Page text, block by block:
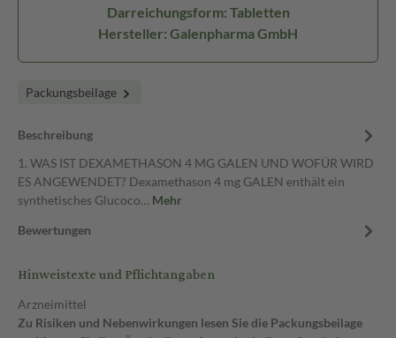
Darreichungsform: Tabletten
Hersteller: Galenpharma GmbH
Packungsbeilage
Beschreibung
1. WAS IST DEXAMETHASON 4 MG GALEN UND WOFÜR WIRD
ES ANGEWENDET? Dexamethason 4 mg GALEN enthält ein
synthetisches Glucoco… Mehr
Bewertungen
Hinweistexte und Pflichtangaben
Arzneimittel
Zu Risiken und Nebenwirkungen lesen Sie die Packungsbeilage